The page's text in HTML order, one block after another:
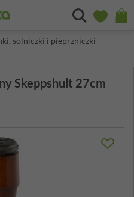
solniczki i pieprzniczki
Skeppshult 27cm